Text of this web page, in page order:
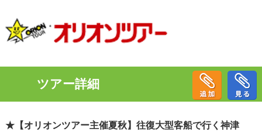
ツアー詳細
★【オリオンツアー主催夏秋】往復大型客船で行く神津